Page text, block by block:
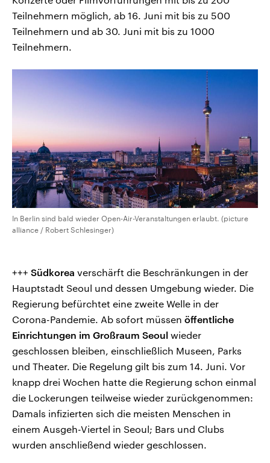
Teilnehmern möglich, ab 16. Juni mit bis zu 500
Teilnehmern und ab 30. Juni mit bis zu 1000
Teilnehmern.
In Berlin sind bald wieder Open-Air-Veranstaltungen erlaubt. (picture
alliance / Robert Schlesinger)
+++ Südkorea verschärft die Beschränkungen in der
Hauptstadt Seoul und dessen Umgebung wieder. Die
Regierung befürchtet eine zweite Welle in der
Corona-Pandemie. Ab sofort müssen öffentliche
Einrichtungen im Großraum Seoul wieder
geschlossen bleiben, einschließlich Museen, Parks
und Theater. Die Regelung gilt bis zum 14. Juni. Vor
knapp drei Wochen hatte die Regierung schon einmal
die Lockerungen teilweise wieder zurückgenommen:
Damals infizierten sich die meisten Menschen in
einem Ausgeh-Viertel in Seoul; Bars und Clubs
wurden anschließend wieder geschlossen.